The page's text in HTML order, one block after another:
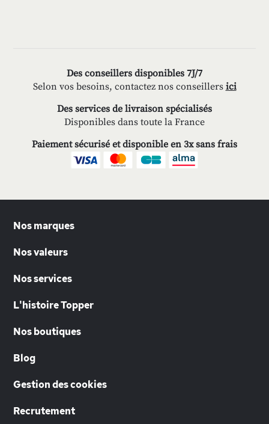
Des conseillers disponibles 7J/7
Selon vos besoins, contactez nos conseillers ici
Des services de livraison spécialisés
Disponibles dans toute la France
Paiement sécurisé et disponible en 3x sans frais
Nos marques
Nos valeurs
Nos services
L'histoire Topper
Nos boutiques
Blog
Gestion des cookies
Recrutement